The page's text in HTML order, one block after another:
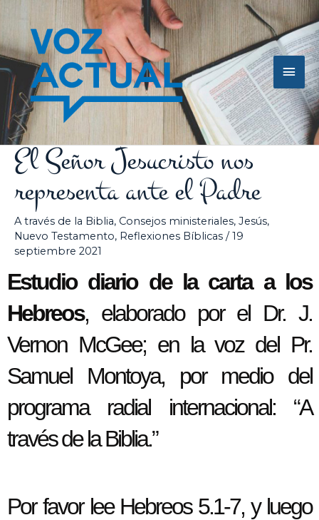
contenido
El Señor Jesucristo nos
representa ante el Padre
A través de la Biblia, Consejos ministeriales, Jesús,
Nuevo Testamento, Reflexiones Bíblicas /19
septiembre 2021
Estudio diario de la carta a los
Hebreos, elaborado por el Dr. J.
Vernon McGee; en la voz del Pr.
Samuel Montoya, por medio del
programa radial internacional: “A
través de la Biblia.”
Por favor lee Hebreos 5.1-7, y luego